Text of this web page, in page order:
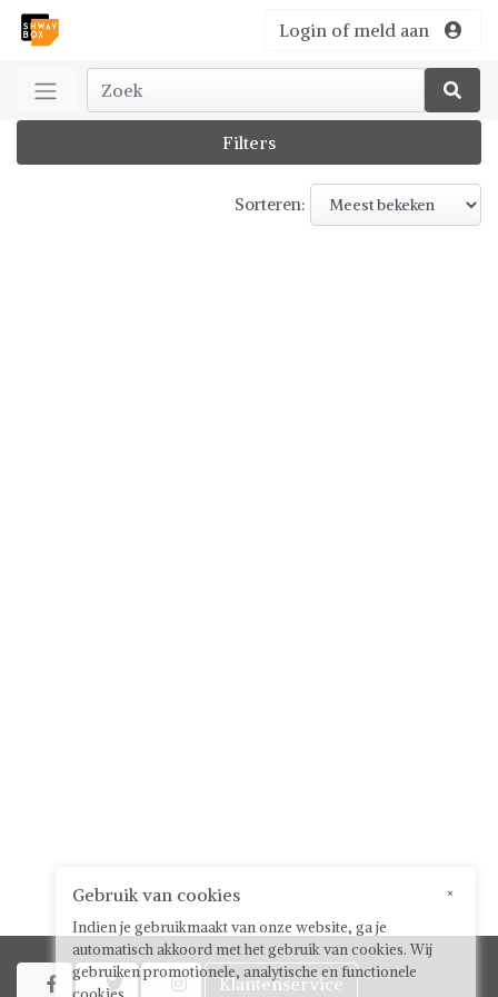
Login of meld aan
Filters
Sorteren:
   Klantenservice
×
Gebruik van cookies
Indien je gebruikmaakt van onze website, ga je
automatisch akkoord met het gebruik van cookies. Wij
gebruiken promotionele, analytische en functionele